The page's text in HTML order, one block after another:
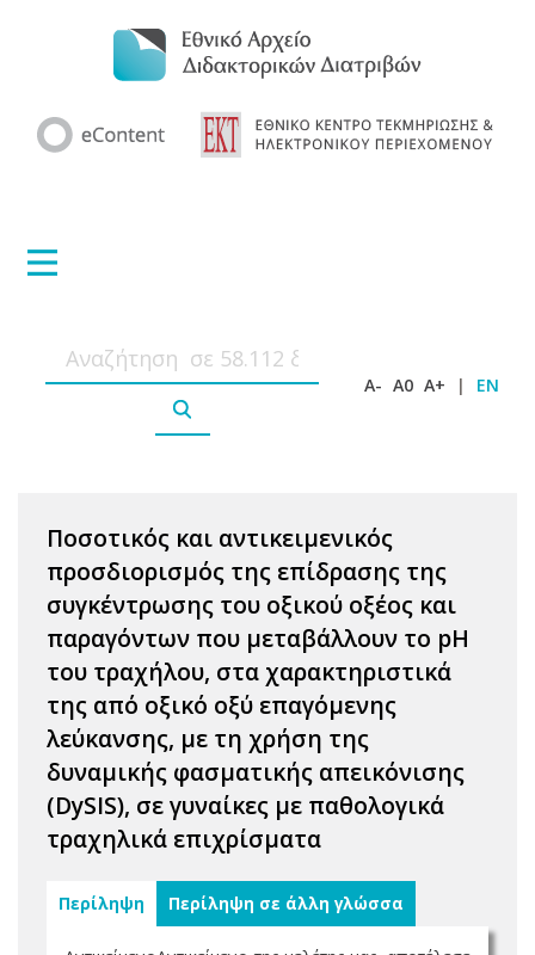
A- A0 A+ | EN
Ποσοτικός και αντικειμενικός
προσδιορισμός της επίδρασης της
συγκέντρωσης του οξικού οξέος και
παραγόντων που μεταβάλλουν το pH
του τραχήλου, στα χαρακτηριστικά
της από οξικό οξύ επαγόμενης
λεύκανσης, με τη χρήση της
δυναμικής φασματικής απεικόνισης
(DySIS), σε γυναίκες με παθολογικά
τραχηλικά επιχρίσματα
Περίληψη Περίληψη σε άλλη γλώσσα